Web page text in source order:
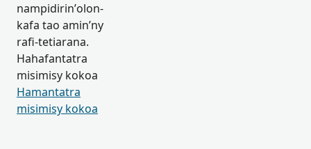
nampidirin’olon-
kafa tao amin’ny
rafi-tetiarana.
Hahafantatra
misimisy kokoa
Hamantatra
misimisy kokoa